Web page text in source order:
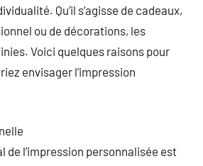
Qu’il s’agisse de cadeaux,
ou de décorations, les
Voici quelques raisons pour
envisager l’impression
de l’impression personnalisée est